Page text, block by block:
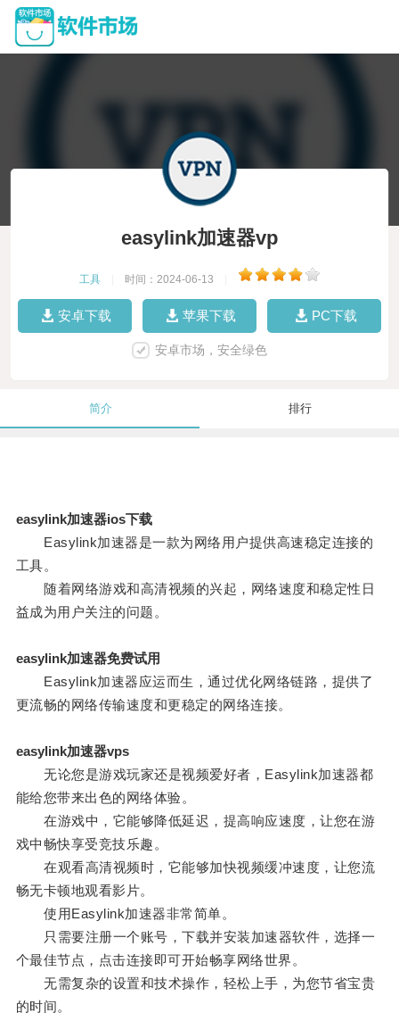
easylink加速器vp
工具 时间：2024-06-13
安卓下载 苹果下载 PC下载
安卓市场，安全绿色
简介 排行
easylink加速器ios下载
Easylink加速器是一款为网络用户提供高速稳定连接的
工具。
随着网络游戏和高清视频的兴起，网络速度和稳定性日
益成为用户关注的问题。
easylink加速器免费试用
Easylink加速器应运而生，通过优化网络链路，提供了
更流畅的网络传输速度和更稳定的网络连接。
easylink加速器vps
无论您是游戏玩家还是视频爱好者，Easylink加速器都
能给您带来出色的网络体验。
在游戏中，它能够降低延迟，提高响应速度，让您在游
戏中畅快享受竞技乐趣。
在观看高清视频时，它能够加快视频缓冲速度，让您流
畅无卡顿地观看影片。
使用Easylink加速器非常简单。
只需要注册一个账号，下载并安装加速器软件，选择一
个最佳节点，点击连接即可开始畅享网络世界。
无需复杂的设置和技术操作，轻松上手，为您节省宝贵
的时间。